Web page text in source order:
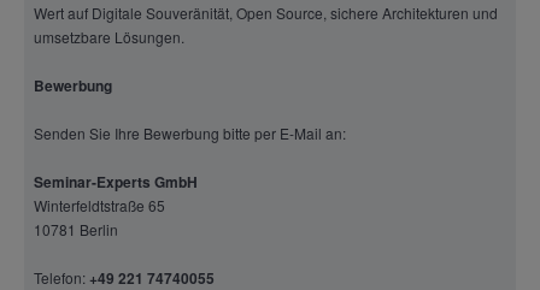
Wert auf Digitale Souveränität, Open Source, sichere Architekturen und
umsetzbare Lösungen.
Bewerbung
Senden Sie Ihre Bewerbung bitte per E-Mail an:
Seminar-Experts GmbH
Winterfeldtstraße 65
10781 Berlin
Telefon:+49 221 74740055